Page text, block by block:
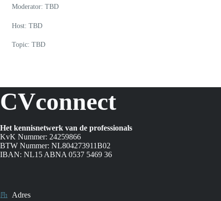
Moderator: TBD
Host: TBD
Topic: TBD
CVconnect
Het kennisnetwerk van de professionals
KvK Nummer: 24259866
BTW Nummer: NL804273911B02
IBAN: NL15 ABNA 0537 5469 36
Adres